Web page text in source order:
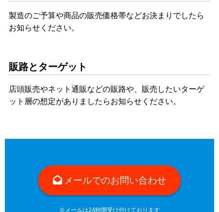
製造のご予算や商品の販売価格帯などお決まりでしたら
お知らせください。
販路とターゲット
店頭販売やネット通販などの販路や、販売したいターゲ
ット層の想定がありましたらお知らせください。
メールでのお問い合わせ
※メールは24時間受け付けております